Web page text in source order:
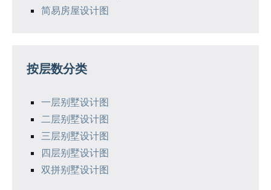
简易房屋设计图
按层数分类
一层别墅设计图
二层别墅设计图
三层别墅设计图
四层别墅设计图
双拼别墅设计图